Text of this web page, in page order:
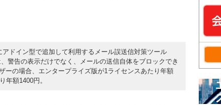
ドイン型で追加して利用するメール誤送信対策ツール
警告の表示だけでなく、メールの送信自体をブロックでき
ーの場合、エンタープライズ版が1ライセンスあたり年額
年額1400円。